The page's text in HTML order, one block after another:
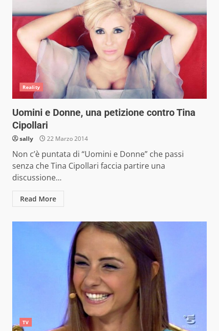
Reality
Uomini e Donne, una petizione contro Tina
Cipollari
sally 22 Marzo 2014
Non c’è puntata di “Uomini e Donne” che passi
senza che Tina Cipollari faccia partire una
discussione...
Read More
TV